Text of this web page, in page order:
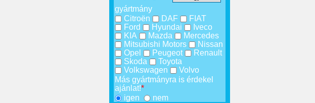
gyártmány
Citroën
DAF
FIAT
Ford
Hyundai
Iveco
KIA
Mazda
Mercedes
Mitsubishi Motors
Nissan
Opel
Peugeot
Renault
Skoda
Toyota
Volkswagen
Volvo
Más gyártmányra is érdekel
ajánlat!*
igen
nem